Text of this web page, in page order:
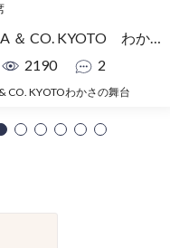
CO. KYOTO わかさの舞台
2190 2
CO. KYOTOわかさの舞台